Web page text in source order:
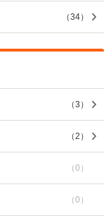
（34）
（3 ）
（2 ）
（0 ）
（0 ）